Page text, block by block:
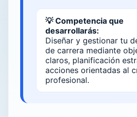
💡 Competencia que
desarrollarás:
Diseñar y gestionar tu
de carrera mediante
claros, planificación
acciones orientadas al
profesional.